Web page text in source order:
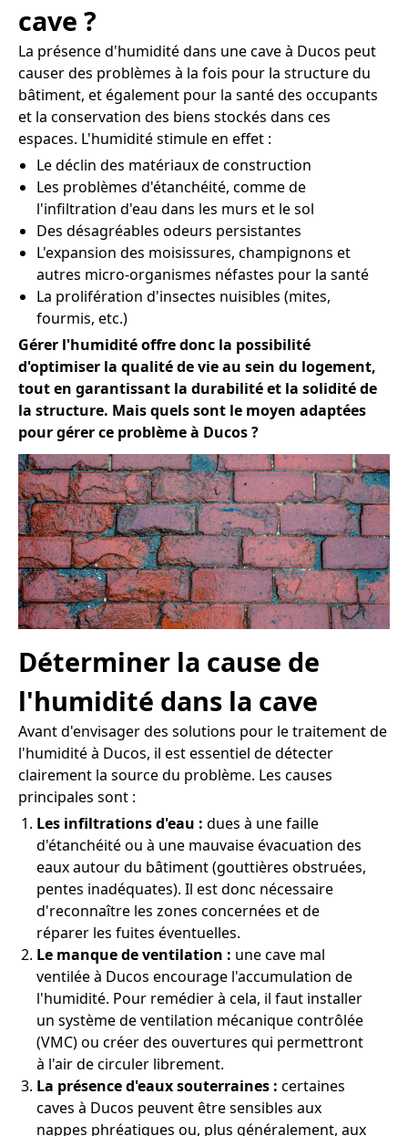
cave ?
La présence d'humidité dans une cave à Ducos peut
causer des problèmes à la fois pour la structure du
bâtiment, et également pour la santé des occupants
et la conservation des biens stockés dans ces
espaces. L'humidité stimule en effet :
Le déclin des matériaux de construction
Les problèmes d'étanchéité, comme de
l'infiltration d'eau dans les murs et le sol
Des désagréables odeurs persistantes
L'expansion des moisissures, champignons et
autres micro-organismes néfastes pour la santé
La prolifération d'insectes nuisibles (mites,
fourmis, etc.)
Gérer l'humidité offre donc la possibilité
d'optimiser la qualité de vie au sein du logement,
tout en garantissant la durabilité et la solidité de
la structure. Mais quels sont le moyen adaptées
pour gérer ce problème à Ducos ?
Déterminer la cause de
l'humidité dans la cave
Avant d'envisager des solutions pour le traitement de
l'humidité à Ducos, il est essentiel de détecter
clairement la source du problème. Les causes
principales sont :
Les infiltrations d'eau : dues à une faille
d'étanchéité ou à une mauvaise évacuation des
eaux autour du bâtiment (gouttières obstruées,
pentes inadéquates). Il est donc nécessaire
d'reconnaître les zones concernées et de
réparer les fuites éventuelles.
Le manque de ventilation : une cave mal
ventilée à Ducos encourage l'accumulation de
l'humidité. Pour remédier à cela, il faut installer
un système de ventilation mécanique contrôlée
(VMC) ou créer des ouvertures qui permettront
à l'air de circuler librement.
La présence d'eaux souterraines : certaines
caves à Ducos peuvent être sensibles aux
nappes phréatiques ou, plus généralement, aux